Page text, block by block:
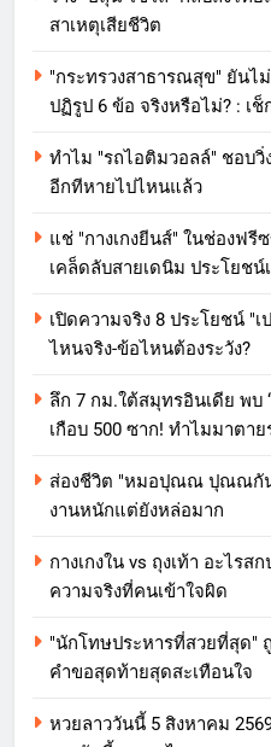
สาเหตุเสียชีวิต
"กระทรวงสาธารณสุข" ยันไ
ปฏิรูป 6 ข้อ จริงหรือไม่? : เช็
ทำไม "รถไอติมวอลล์" ชอบวิ่
อีกทีหายไปไหนแล้ว
แช่ "กางเกงยีนส์" ในช่องฟรี
เคล็ดลับสายเดนิม ประโยชน์
เปิดความจริง 8 ประโยชน์ "
ไหนจริง-ข้อไหนต้องระวัง?
ลึก 7 กม.ใต้สมุทรอินเดีย พบ
เกือบ 500 ซาก! ทำไมมาตา
ส่องชีวิต "หมอปุณณ ปุณณกั
งานหนักแต่ยังหล่อมาก
กางเกงใน vs ถุงเท้า อะไร
ความจริงที่คนเข้าใจผิด
"นักโทษประหารที่สวยที่สุด"
คำขอสุดท้ายสุดสะเทือนใจ
หวยลาววันนี้ 5 สิงหาคม